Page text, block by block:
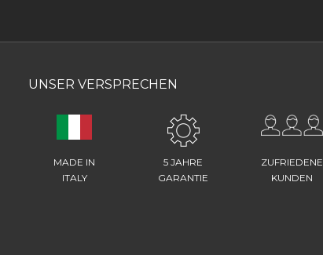
UNSER VERSPRECHEN
MADE IN
ITALY
5 JAHRE
GARANTIE
ZUFRIEDENE
KUNDEN